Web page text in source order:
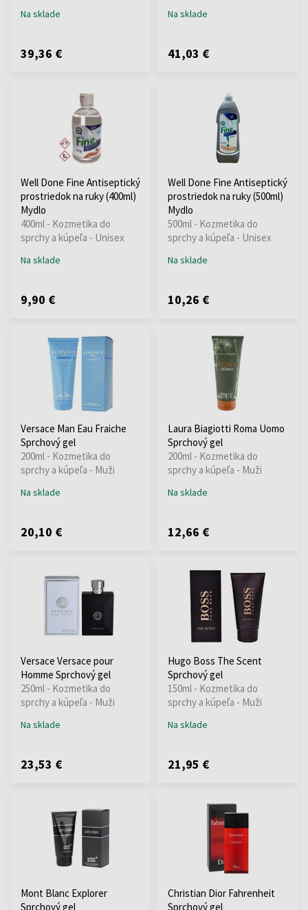
Na sklade
39,36 €
Na sklade
41,03 €
Well Done Fine Antiseptický
prostriedok na ruky (400ml)
Mydlo
400ml - Kozmetika do
sprchy a kúpeľa - Unisex
Na sklade
9,90 €
Well Done Fine Antiseptický
prostriedok na ruky (500ml)
Mydlo
500ml - Kozmetika do
sprchy a kúpeľa - Unisex
Na sklade
10,26 €
Versace Man Eau Fraiche
Sprchový gel
200ml - Kozmetika do
sprchy a kúpeľa - Muži
Na sklade
20,10 €
Laura Biagiotti Roma Uomo
Sprchový gel
200ml - Kozmetika do
sprchy a kúpeľa - Muži
Na sklade
12,66 €
Versace Versace pour
Homme Sprchový gel
250ml - Kozmetika do
sprchy a kúpeľa - Muži
Na sklade
23,53 €
Hugo Boss The Scent
Sprchový gel
150ml - Kozmetika do
sprchy a kúpeľa - Muži
Na sklade
21,95 €
Mont Blanc Explorer
Sprchový gel
Christian Dior Fahrenheit
Sprchový gel